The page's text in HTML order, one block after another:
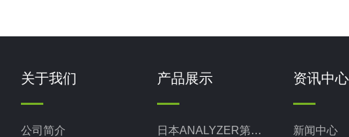
关于我们
公司简介
产品展示
日本ANALYZER第一热研
资讯中心
新闻中心